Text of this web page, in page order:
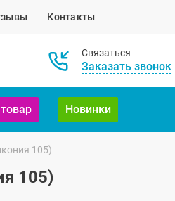
Контакты
Связаться
Заказать звонок
Новинки
105)
105)